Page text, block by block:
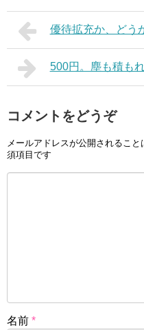
優待拡充か、どう
500円。塵も積も
コメントをどうぞ
メールアドレスが公開されること
須項目です
名前 *